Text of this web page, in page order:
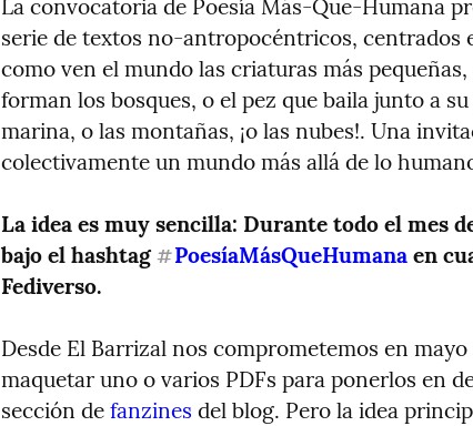
La convocatoria de Poesía Más-Que-Humana
serie de textos no-antropocéntricos, centrados
como ven el mundo las criaturas más
forman los bosques, o el pez que baila junto a
marina, o las montañas, ¡o las nubes!. Una
colectivamente un mundo más allá de lo
La idea es muy sencilla: Durante todo el mes
bajo el hashtag #PoesíaMásQueHumana en
Fediverso.
Desde El Barrizal nos comprometemos en
maquetar uno o varios PDFs para ponerlos en
sección de fanzines del blog. Pero la idea